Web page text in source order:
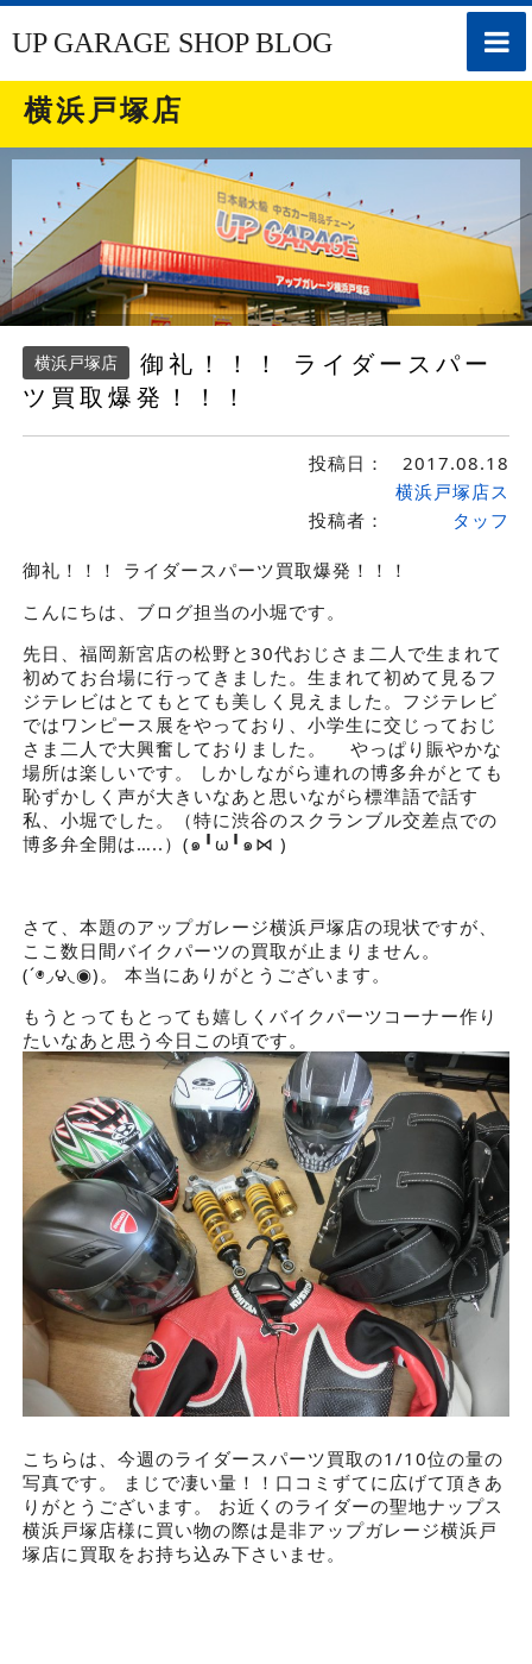
toggle
UP GARAGE SHOP BLOG
横浜戸塚店
横浜戸塚店
御礼！！！ ライダースパー
ツ買取爆発！！！
投稿日： 2017.08.18
投稿者：
横浜戸塚店ス
タッフ
御礼！！！ ライダースパーツ買取爆発！！！
こんにちは、ブログ担当の小堀です。
先日、福岡新宮店の松野と30代おじさま二人で生まれて
初めてお台場に行ってきました。生まれて初めて見るフ
ジテレビはとてもとても美しく見えました。フジテレビ
ではワンピース展をやっており、小学生に交じっておじ
さま二人で大興奮しておりました。 やっぱり賑やかな
場所は楽しいです。 しかしながら連れの博多弁がとても
恥ずかしく声が大きいなあと思いながら標準語で話す
私、小堀でした。（特に渋谷のスクランブル交差点での
博多弁全開は…..）(๑╹ω╹๑⋈ )
さて、本題のアップガレージ横浜戸塚店の現状ですが、
ここ数日間バイクパーツの買取が止まりません。
(´◉◞౪◟◉)。 本当にありがとうございます。
もうとってもとっても嬉しくバイクパーツコーナー作り
たいなあと思う今日この頃です。
こちらは、今週のライダースパーツ買取の1/10位の量の
写真です。 まじで凄い量！！口コミずてに広げて頂きあ
りがとうございます。 お近くのライダーの聖地ナップス
横浜戸塚店様に買い物の際は是非アップガレージ横浜戸
塚店に買取をお持ち込み下さいませ。